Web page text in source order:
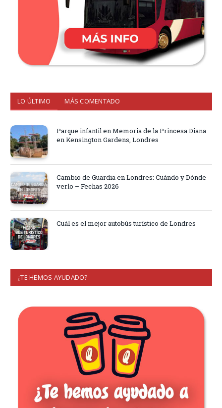
LO ÚLTIMO MÁS COMENTADO
Parque infantil en Memoria de la Princesa Diana
en Kensington Gardens, Londres
Cambio de Guardia en Londres: Cuándo y Dónde
verlo – Fechas 2026
Cuál es el mejor autobús turístico de Londres
¿TE HEMOS AYUDADO?